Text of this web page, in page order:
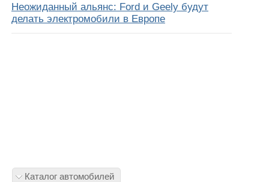
Неожиданный альянс: Ford и Geely будут
делать электромобили в Европе
Каталог автомобилей